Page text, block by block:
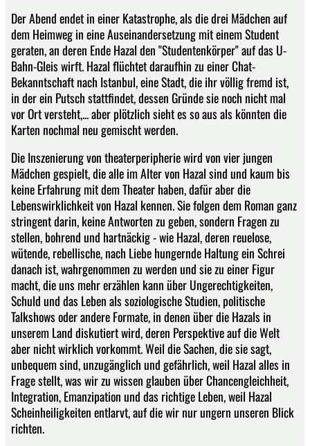
Der Abend endet in einer Katastrophe, als die drei Mädchen auf
dem Heimweg in eine Auseinandersetzung mit einem Student
geraten, an deren Ende Hazal den "Studentenkörper" auf das U-
Bahn-Gleis wirft. Hazal flüchtet daraufhin zu einer Chat-
Bekanntschaft nach Istanbul, eine Stadt, die ihr völlig fremd ist,
in der ein Putsch stattfindet, dessen Gründe sie noch nicht mal
vor Ort versteht,... aber plötzlich sieht es so aus als könnten die
Karten nochmal neu gemischt werden.
Die Inszenierung von theaterperipherie wird von vier jungen
Mädchen gespielt, die alle im Alter von Hazal sind und kaum bis
keine Erfahrung mit dem Theater haben, dafür aber die
Lebenswirklichkeit von Hazal kennen. Sie folgen dem Roman ganz
stringent darin, keine Antworten zu geben, sondern Fragen zu
stellen, bohrend und hartnäckig - wie Hazal, deren reuelose,
wütende, rebellische, nach Liebe hungernde Haltung ein Schrei
danach ist, wahrgenommen zu werden und sie zu einer Figur
macht, die uns mehr erzählen kann über Ungerechtigkeiten,
Schuld und das Leben als soziologische Studien, politische
Talkshows oder andere Formate, in denen über die Hazals in
unserem Land diskutiert wird, deren Perspektive auf die Welt
aber nicht wirklich vorkommt. Weil die Sachen, die sie sagt,
unbequem sind, unzugänglich und gefährlich, weil Hazal alles in
Frage stellt, was wir zu wissen glauben über Chancengleichheit,
Integration, Emanzipation und das richtige Leben, weil Hazal
Scheinheiligkeiten entlarvt, auf die wir nur ungern unseren Blick
richten.